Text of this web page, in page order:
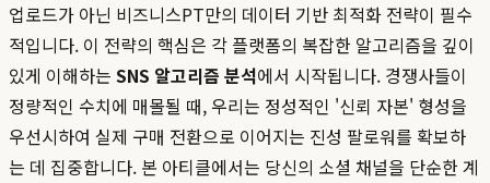
업로드가 아닌 비즈니스PT만의 데이터 기반 최적화 전략이 필수
적입니다. 이 전략의 핵심은 각 플랫폼의 복잡한 알고리즘을 깊이
있게 이해하는 SNS 알고리즘 분석에서 시작됩니다. 경쟁사들이
정량적인 수치에 매몰될 때, 우리는 정성적인 '신뢰 자본' 형성을
우선시하여 실제 구매 전환으로 이어지는 진성 팔로워를 확보하
는 데 집중합니다. 본 아티클에서는 당신의 소셜 채널을 단순한 계